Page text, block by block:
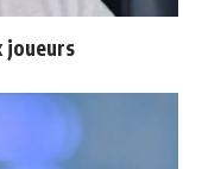
joueurs